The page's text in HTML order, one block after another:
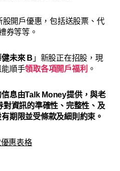
開戶優惠，包括送股票、代
券等等。
健未來 B 」新股正在招股，現
順手領取各項開戶福利 。
息由Talk Money提供，與老
對資訊的準確性、完整性、及
期限並受條款及細則約束。
惠表格